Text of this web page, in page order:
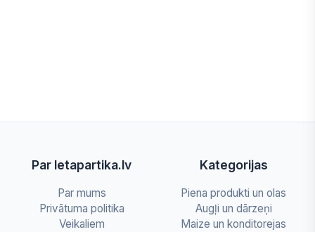
Par letapartika.lv
Par mums
Privātuma politika
Veikaliem
Kategorijas
Piena produkti un olas
Augļi un dārzeņi
Maize un konditorejas